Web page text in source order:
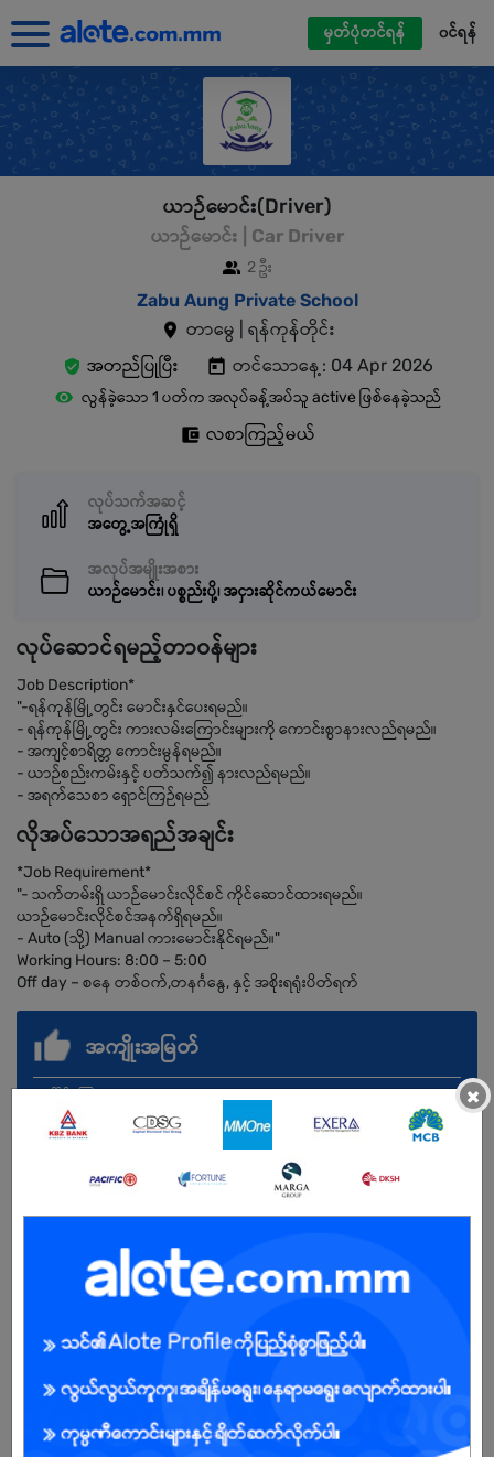
မှတ်ပုံတင်ရန် ၀င်ရန်
ယာဉ်မောင်း(Driver)
ယာဉ်မောင်း | Car Driver
2 ဦး
Zabu Aung Private School
တာမွေ | ရန်ကုန်တိုင်း
အတည်ပြုပြီး
တင်သောနေ့: 04 Apr 2026
လွန်ခဲ့သော 1 ပတ်က အလုပ်ခန့်အပ်သူ active ဖြစ်နေခဲ့သည်
လစာကြည့်မယ်
လုပ်သက်အဆင့်
အတွေ့အကြုံရှိ
အလုပ်အမျိုးအစား
ယာဉ်မောင်း၊ ပစ္စည်းပို့၊ အငှားဆိုင်ကယ်မောင်း
လုပ်ဆောင်ရမည့်တာဝန်များ
Job Description*
"-ရန်ကုန်မြို့တွင်း မောင်းနှင်ပေးရမည်။
- ရန်ကုန်မြို့တွင်း ကားလမ်းကြောင်းများကို ကောင်းစွာနားလည်ရမည်။
- အကျင့်စာရိတ္တ ကောင်းမွန်ရမည်။
- ယာဉ်စည်းကမ်းနှင့် ပတ်သက်၍ နားလည်ရမည်။
- အရက်သေစာ ရှောင်ကြဉ်ရမည်
လိုအပ်သောအရည်အချင်း
*Job Requirement*
"- သက်တမ်းရှိ ယာဉ်မောင်းလိုင်စင် ကိုင်ဆောင်ထားရမည်။
ယာဉ်မောင်းလိုင်စင်အနက်ရှိရမည်။
- Auto (သို့) Manual ကားမောင်းနိုင်ရမည်။"
Working Hours: 8:00 – 5:00
Off day – စနေ တစ်ဝက်,တနင်္ဂနွေ, နှင့် အစိုးရရုံးပိတ်ရက်
အကျိုးအမြတ်
အခွင့်အရေးရှိသူ : ကျား
×